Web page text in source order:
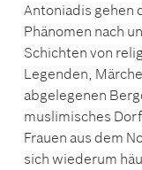
Antoniadis gehen
Phänomen nach
Schichten von
Legenden,
abgelegenen
muslimisches
Frauen aus dem
sich wiederum